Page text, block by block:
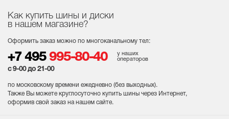
Как купить шины и диски
в нашем магазине?
Оформить заказ можно по многоканальному тел:
+7 495 995-80-40
у наших
операторов
с 9-00 до 21-00
по московскому времени ежедневно (без выходных).
Также Вы можете круглосуточно купить шины через Интернет,
оформив свой заказ на нашем сайте.